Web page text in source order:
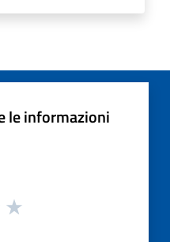
le informazioni